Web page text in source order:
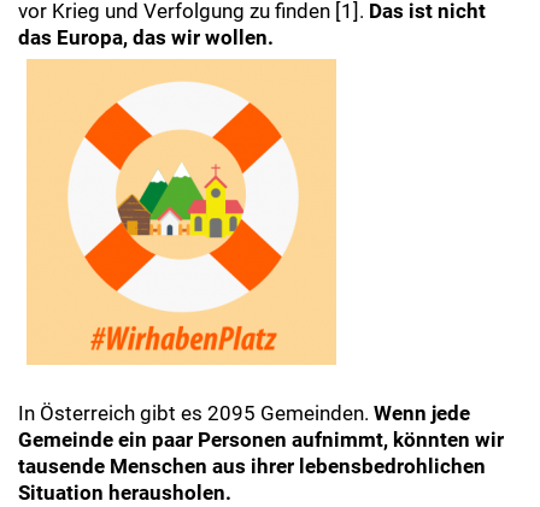
vor Krieg und Verfolgung zu finden [1]. Das ist nicht
das Europa, das wir wollen.
In Österreich gibt es 2095 Gemeinden. Wenn jede
Gemeinde ein paar Personen aufnimmt, könnten wir
tausende Menschen aus ihrer lebensbedrohlichen
Situation herausholen.